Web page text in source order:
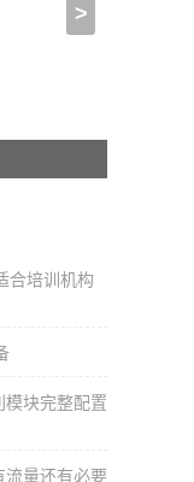
，他们的增值意识
少钱？
果你想得到更详细
什么
>
新上线
合培训机构
模块完整配置
流量还有必要